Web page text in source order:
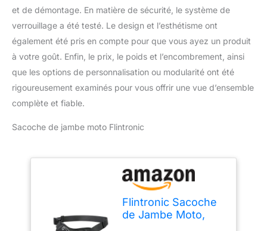
et de démontage. En matière de sécurité, le système de
verrouillage a été testé. Le design et l’esthétisme ont
également été pris en compte pour que vous ayez un produit
à votre goût. Enfin, le prix, le poids et l’encombrement, ainsi
que les options de personnalisation ou modularité ont été
rigoureusement examinés pour vous offrir une vue d’ensemble
complète et fiable.
Sacoche de jambe moto Flintronic
Flintronic Sacoche
de Jambe Moto,